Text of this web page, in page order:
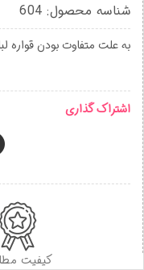
شناسه محصول: 604
به علت متفاوت بودن
اشتراک گذاری
کیفیت